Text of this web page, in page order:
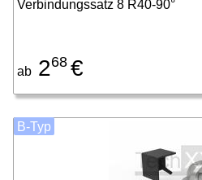
Verbindungssatz 8 R40-90°
ab 268 €
B-Typ